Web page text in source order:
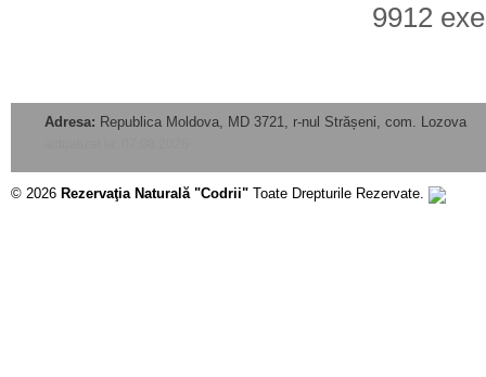
9912
Adresa: Republica Moldova, MD 3721, r-nul Strășeni, com. Lozova
© 2026 Rezervaţia Naturală "Codrii" Toate Drepturile Rezervate.